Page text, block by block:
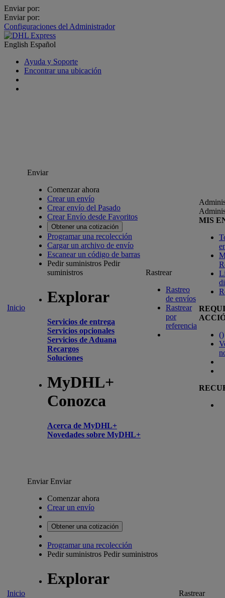
Enviar por:
Enviar por:
Configuraciones del Administrador
English Español
Ayuda y Soporte
Encontrar una ubicación
Inicio
Enviar
Comenzar ahora
Crear un envío
Crear envío del Pasado
Crear Envío desde Favoritos
Obtener una cotización
Programar una recolección
Cargar un archivo de envío
Escanear un código de barras
Pedir suministros Pedir
suministros
Explorar
Servicios de entrega
Servicios opcionales
Servicios de Aduana
Recargos
Soluciones
MyDHL+
Conozca
Acerca de MyDHL+
Novedades sobre MyDHL+
Rastrear
Rastreo
de envíos
Rastrear
por
referencia
MIS
()
Inicio
EnviarEnviar
Comenzar ahora
Crear un envío
Obtener una cotización
Programar una recolección
Pedir suministros Pedir suministros
Explorar
Rastrear